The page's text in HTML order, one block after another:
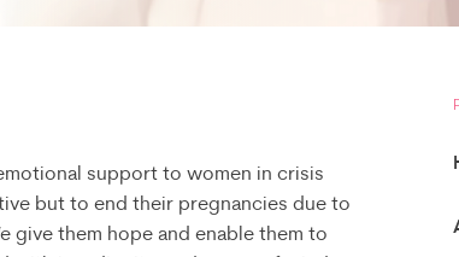
support to women in crisis
but to end their pregnancies due to
give them hope and enable them to